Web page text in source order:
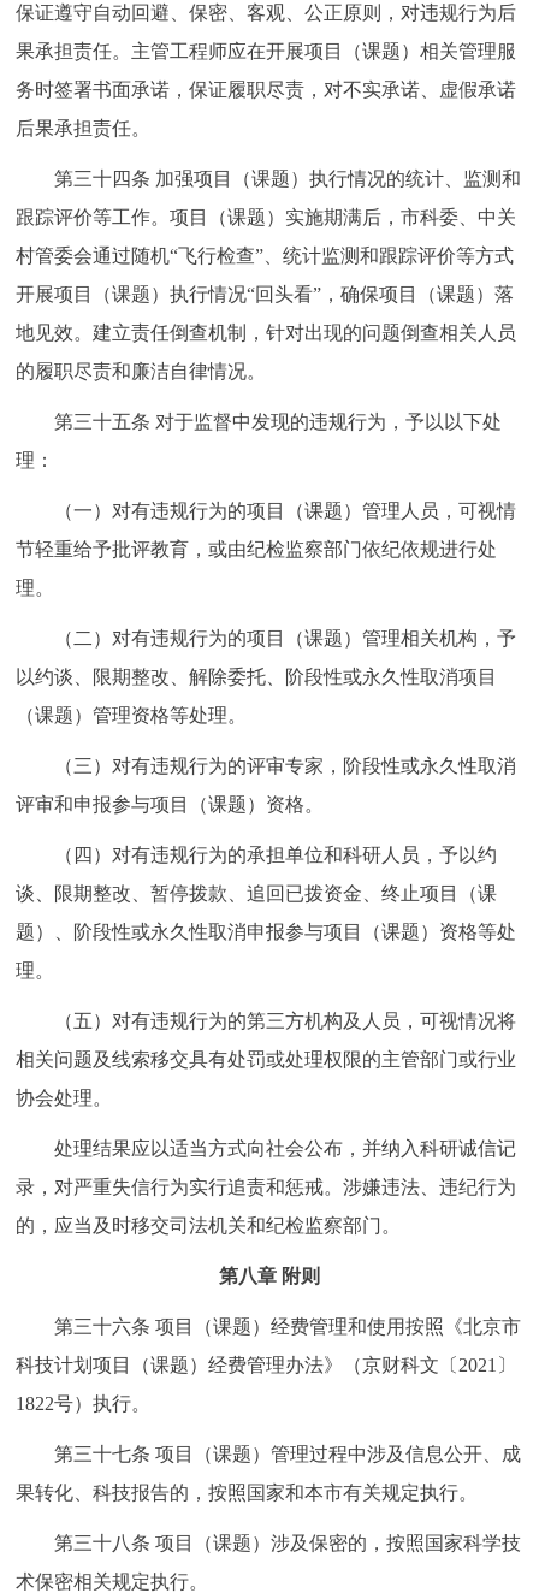
保证遵守自动回避、保密、客观、公正原则，对违规行为后
果承担责任。主管工程师应在开展项目（课题）相关管理服
务时签署书面承诺，保证履职尽责，对不实承诺、虚假承诺
后果承担责任。
第三十四条 加强项目（课题）执行情况的统计、监测和
跟踪评价等工作。项目（课题）实施期满后，市科委、中关
村管委会通过随机“飞行检查”、统计监测和跟踪评价等方式
开展项目（课题）执行情况“回头看”，确保项目（课题）落
地见效。建立责任倒查机制，针对出现的问题倒查相关人员
的履职尽责和廉洁自律情况。
第三十五条 对于监督中发现的违规行为，予以以下处
理：
（一）对有违规行为的项目（课题）管理人员，可视情
节轻重给予批评教育，或由纪检监察部门依纪依规进行处
理。
（二）对有违规行为的项目（课题）管理相关机构，予
以约谈、限期整改、解除委托、阶段性或永久性取消项目
（课题）管理资格等处理。
（三）对有违规行为的评审专家，阶段性或永久性取消
评审和申报参与项目（课题）资格。
（四）对有违规行为的承担单位和科研人员，予以约
谈、限期整改、暂停拨款、追回已拨资金、终止项目（课
题）、阶段性或永久性取消申报参与项目（课题）资格等处
理。
（五）对有违规行为的第三方机构及人员，可视情况将
相关问题及线索移交具有处罚或处理权限的主管部门或行业
协会处理。
处理结果应以适当方式向社会公布，并纳入科研诚信记
录，对严重失信行为实行追责和惩戒。涉嫌违法、违纪行为
的，应当及时移交司法机关和纪检监察部门。
第八章 附则
第三十六条 项目（课题）经费管理和使用按照《北京市
科技计划项目（课题）经费管理办法》（京财科文〔2021〕
1822号）执行。
第三十七条 项目（课题）管理过程中涉及信息公开、成
果转化、科技报告的，按照国家和本市有关规定执行。
第三十八条 项目（课题）涉及保密的，按照国家科学技
术保密相关规定执行。